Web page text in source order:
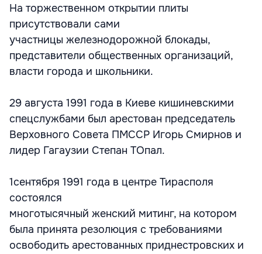
На торжественном открытии плиты
присутствовали сами
участницы железнодорожной блокады,
представители общественных организаций,
власти города и школьники.
29 августа 1991 года в Киеве кишиневскими
спецслужбами был арестован председатель
Верховного Совета ПМССР Игорь Смирнов и
лидер Гагаузии Степан ТОпал.
1сентября 1991 года в центре Тирасполя
состоялся
многотысячный женский митинг, на котором
была принята резолюция с требованиями
освободить арестованных приднестровских и